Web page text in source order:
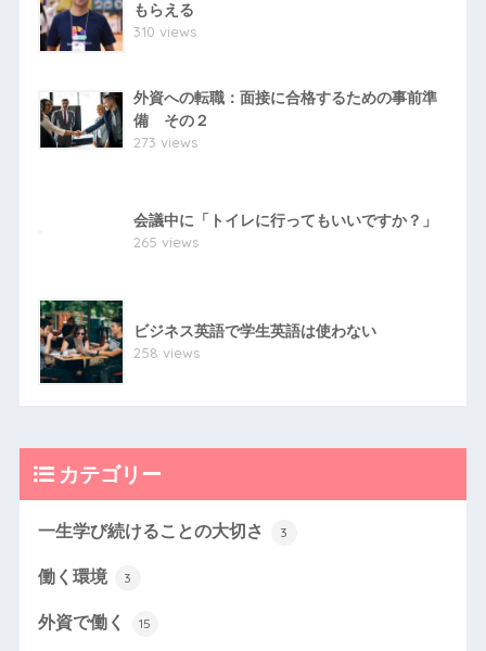
もらえる
310 views
外資への転職：面接に合格するための事前準
備 その２
273 views
会議中に「トイレに行ってもいいですか？」
265 views
ビジネス英語で学生英語は使わない
258 views
カテゴリー
一生学び続けることの大切さ 3
働く環境 3
外資で働く 15